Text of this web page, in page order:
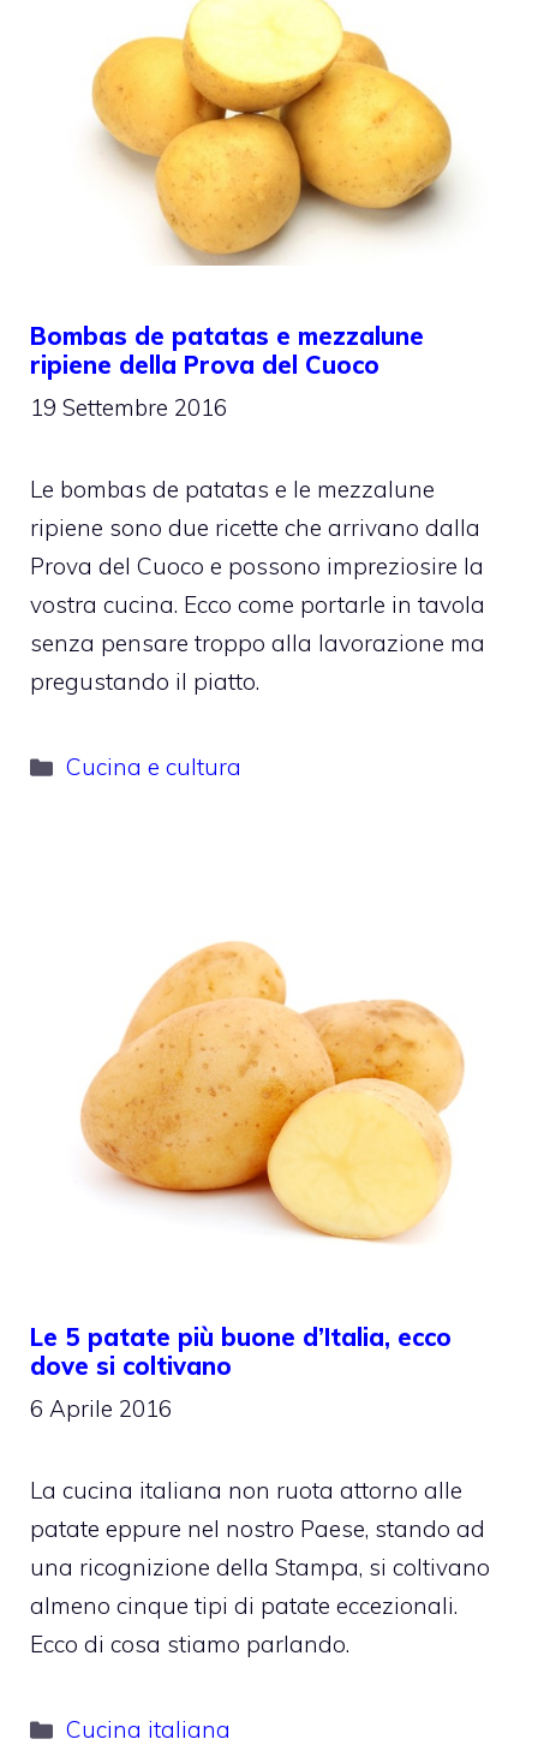
Bombas de patatas e mezzalune
ripiene della Prova del Cuoco
19 Settembre 2016
Le bombas de patatas e le mezzalune
ripiene sono due ricette che arrivano dalla
Prova del Cuoco e possono impreziosire la
vostra cucina. Ecco come portarle in tavola
senza pensare troppo alla lavorazione ma
pregustando il piatto.
Categorie
Cucina e cultura
Le 5 patate più buone d’Italia, ecco
dove si coltivano
6 Aprile 2016
La cucina italiana non ruota attorno alle
patate eppure nel nostro Paese, stando ad
una ricognizione della Stampa, si coltivano
almeno cinque tipi di patate eccezionali.
Ecco di cosa stiamo parlando.
Categorie
Cucina italiana